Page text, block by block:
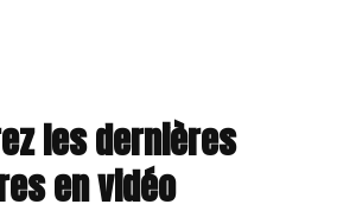
les dernières
en vidéo